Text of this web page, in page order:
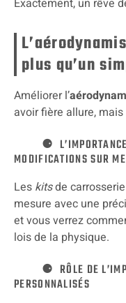
Exactement, un rêve
plus qu’un
Améliorer l’
avoir fière allure,
MODIFICATIONS SUR
Les kitsde
mesure avec une
et vous verrez
lois de la physique.
RÔLE DE
PERSONNALISÉS